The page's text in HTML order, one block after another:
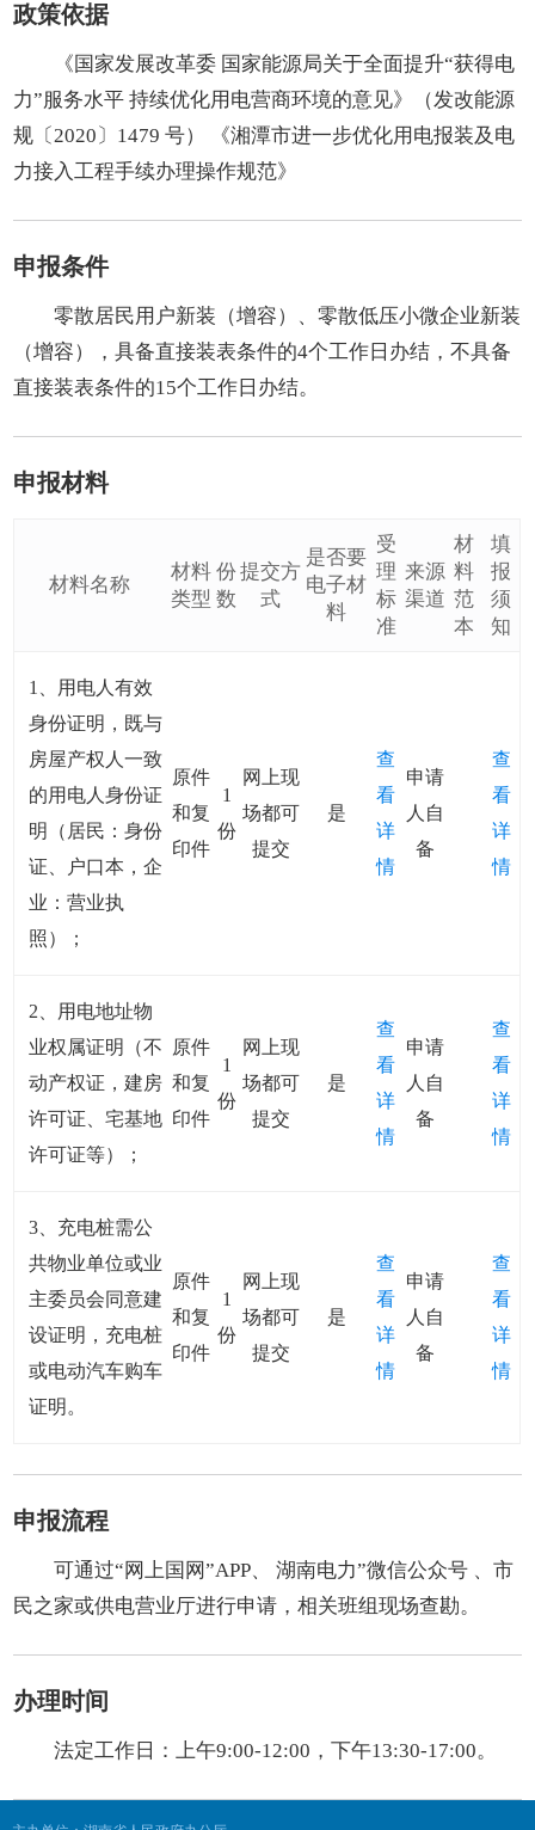
政策依据
《国家发展改革委 国家能源局关于全面提升“获得电
力”服务水平 持续优化用电营商环境的意见》（发改能源
规〔2020〕1479 号） 《湘潭市进一步优化用电报装及电
力接入工程手续办理操作规范》
申报条件
零散居民用户新装（增容）、零散低压小微企业新装
（增容），具备直接装表条件的4个工作日办结，不具备
直接装表条件的15个工作日办结。
申报材料
材料名称
材料
类型
份
数
提交方
式
是否要
电子材
料
受
理
标
准
来源
渠道
材
料
范
本
填
报
须
知
1、用电人有效
身份证明，既与
房屋产权人一致
的用电人身份证
明（居民：身份
证、户口本，企
业：营业执
照）；
原件
和复
印件
1
份
网上现
场都可
提交
是
查
看
详
情
申请
人自
备
查
看
详
情
2、用电地址物
业权属证明（不
动产权证，建房
许可证、宅基地
许可证等）；
原件
和复
印件
1
份
网上现
场都可
提交
是
查
看
详
情
申请
人自
备
查
看
详
情
3、充电桩需公
共物业单位或业
主委员会同意建
设证明，充电桩
或电动汽车购车
证明。
原件
和复
印件
1
份
网上现
场都可
提交
是
查
看
详
情
申请
人自
备
查
看
详
情
申报流程
可通过“网上国网”APP、 湖南电力”微信公众号 、市
民之家或供电营业厅进行申请，相关班组现场查勘。
办理时间
法定工作日：上午9:00-12:00，下午13:30-17:00。